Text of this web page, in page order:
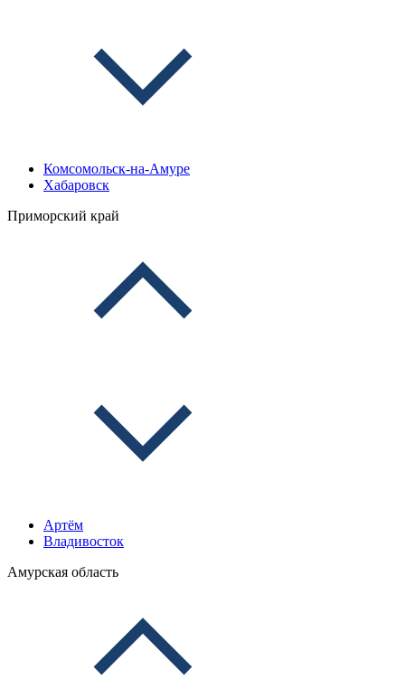
Комсомольск-на-Амуре
Хабаровск
Приморский край
Артём
Владивосток
Амурская область